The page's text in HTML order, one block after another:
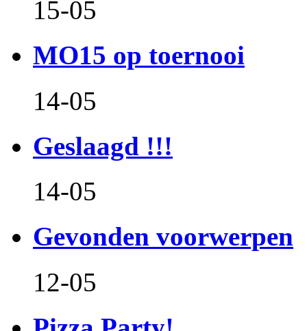
15-05
MO15 op toernooi
14-05
Geslaagd !!!
14-05
Gevonden voorwerpen
12-05